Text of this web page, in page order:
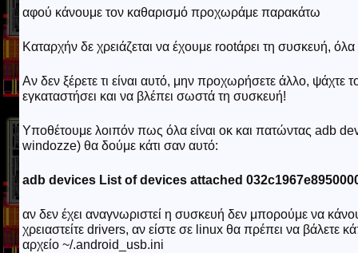
αφού κάνουμε τον καθαρισμό προχωράμε παρακάτω
Καταρχήν δε χρειάζεται να έχουμε rootάρει τη συσκευή,
Αν δεν ξέρετε τι είναι αυτό, μην προχωρήσετε άλλο, ψάχτε
εγκαταστήσει και να βλέπει σωστά τη συσκευή!
Υποθέτουμε λοιπόν πως όλα είναι οκ και πατώντας adb
windozze) θα δούμε κάτι σαν αυτό:
adb devices List of devices attached
αν δεν έχει αναγνωριστεί η συσκευή δεν μπορούμε να
χρειαστείτε drivers, αν είστε σε linux θα πρέπει να βάλετε
αρχείο ~/.android_usb.ini